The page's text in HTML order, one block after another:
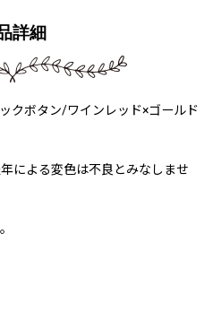
詳細
クボタン/ワインレッド×ゴールド
による変色は不良とみなしませ